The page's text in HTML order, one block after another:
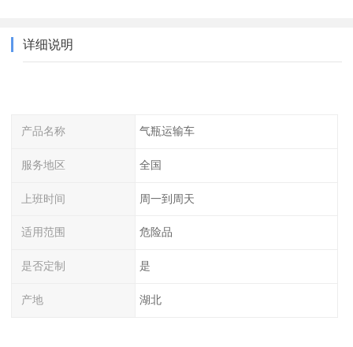
详细说明
产品名称 气瓶运输车
服务地区 全国
上班时间 周一到周天
适用范围 危险品
是否定制 是
产地 湖北